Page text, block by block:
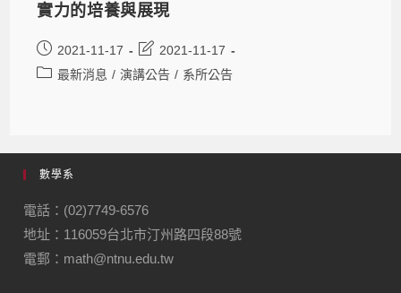
實力的培養與展現
2021-11-17
2021-11-17
最新消息 / 演講公告 / 系所公告
數學系
電話：(02)7749-6576
地址：116059台北市汀州路四段88號
電郵：math@ntnu.edu.tw